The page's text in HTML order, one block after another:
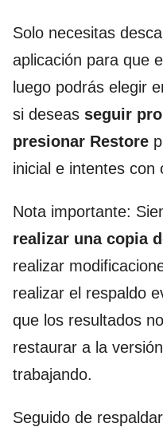
Solo necesitas
aplicación para que
luego podrás elegir
si deseas seguir
presionar Restore
inicial e intentes con
Nota importante:
realizar una copia
realizar
realizar el respaldo
que los resultados
restaurar a la
trabajando.
Seguido de